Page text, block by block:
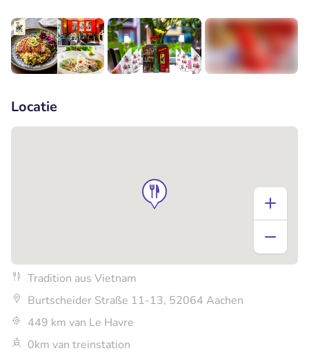
Locatie
Tradition aus Vietnam
Burtscheider Straße 11-13, 52064 Aachen
449 km van Le Havre
0km van treinstation